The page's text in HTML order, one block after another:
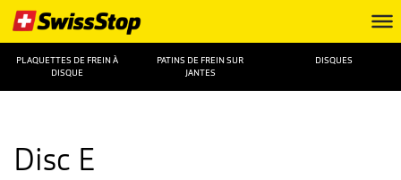
PLAQUETTES DE FREIN À
DISQUE
PATINS DE FREIN SUR
JANTES
DISQUES
Disc E